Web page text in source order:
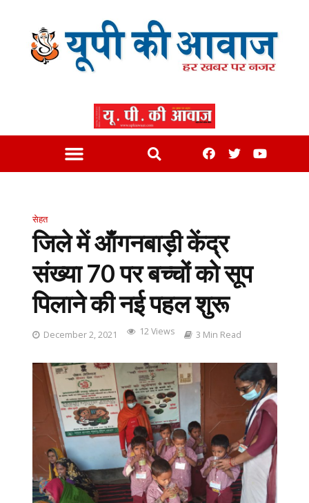
सेहत
जिले में ऑंगनबाड़ी केंद्र
संख्या 70 पर बच्चों को सूप
पिलाने की नई पहल शुरू
December 2, 2021 12 Views 3 Min Read